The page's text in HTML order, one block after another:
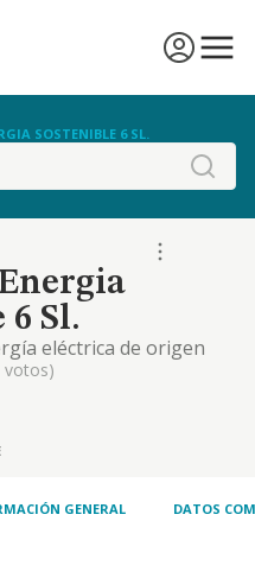
SOSTENIBLE 6 SL.
6 Sl.
eléctrica de origen
energía eléctrica de
de energía eléctrica
votos)
GENERAL DATOS